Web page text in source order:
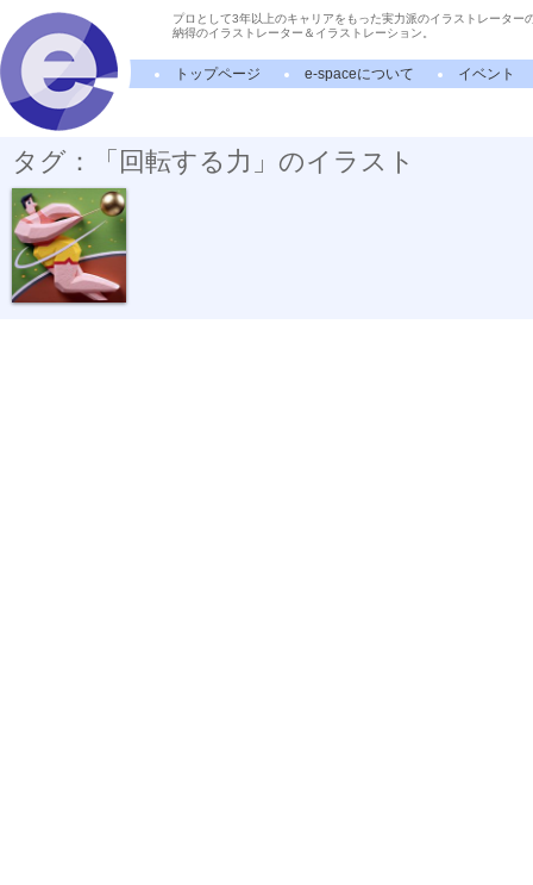
プロとして3年以上のキャリアをもった実力派のイラストレーター
納得のイラストレーター＆イラストレーション。
トップページ e-spaceについて イベント
タグ：「回転する力」のイラスト
遠心力を生かす